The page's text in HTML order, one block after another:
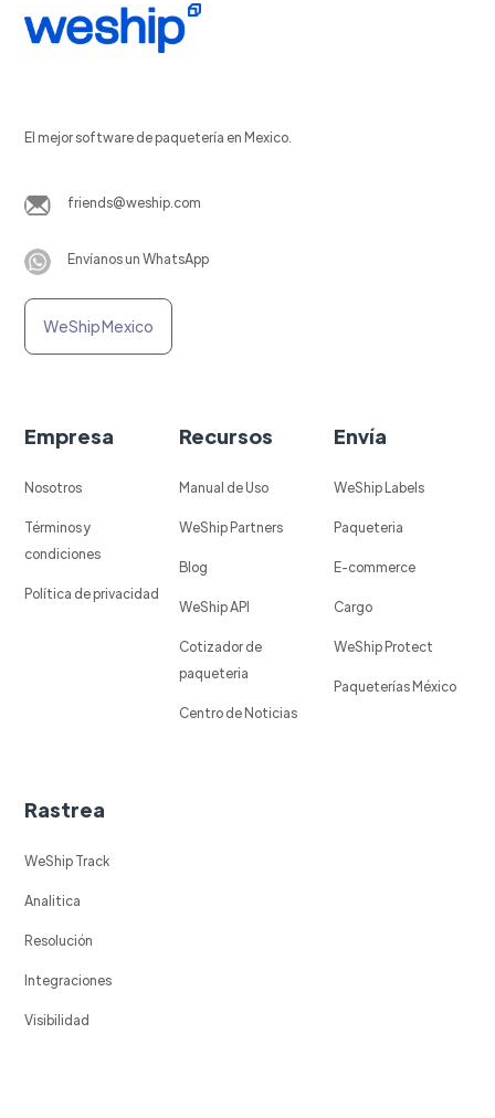
El mejor software de paquetería en Mexico.
friends@weship.com
Envíanos un WhatsApp
WeShip Mexico
Empresa
Nosotros
Términos y
condiciones
Política de privacidad
Recursos
Manual de Uso
WeShip Partners
Blog
WeShip API
Cotizador de
paqueteria
Centro de Noticias
Envía
WeShip Labels
Paqueteria
E-commerce
Cargo
WeShip Protect
Paqueterías México
Rastrea
WeShip Track
Analitica
Resolución
Integraciones
Visibilidad